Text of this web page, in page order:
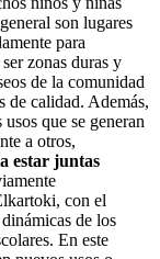
son lugares
para
zonas duras y
de la comunidad
de calidad. Además,
que se generan
a otros,
estar juntas
con el
de los
En este